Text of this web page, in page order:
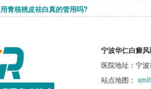
用青核桃皮祛白真的管用吗?
宁波华仁白癜
医院地址：宁
站点地图： xml